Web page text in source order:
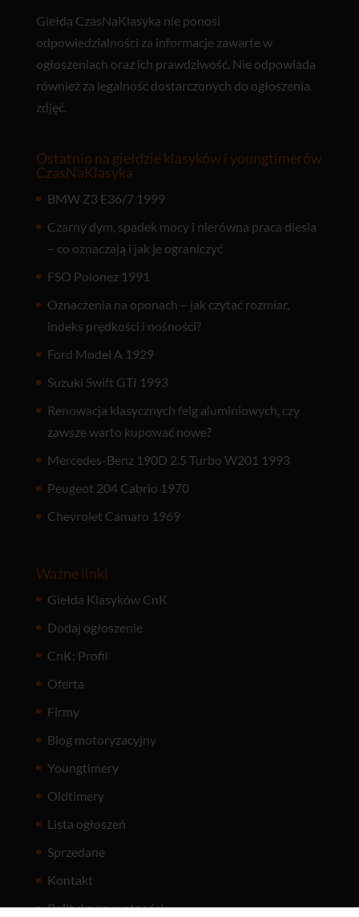
Giełda CzasNaKlasyka nie ponosi
odpowiedzialności za informacje zawarte w
ogłoszeniach oraz ich prawdziwość. Nie odpowiada
również za legalność dostarczonych do ogłoszenia
zdjęć.
Ostatnio na giełdzie klasyków i youngtimerów
CzasNaKlasyka
BMW Z3 E36/7 1999
Czarny dym, spadek mocy i nierówna praca diesla
– co oznaczają i jak je ograniczyć
FSO Polonez 1991
Oznaczenia na oponach – jak czytać rozmiar,
indeks prędkości i nośności?
Ford Model A 1929
Suzuki Swift GTI 1993
Renowacja klasycznych felg aluminiowych, czy
zawsze warto kupować nowe?
Mercedes-Benz 190D 2.5 Turbo W201 1993
Peugeot 204 Cabrio 1970
Chevrolet Camaro 1969
Ważne linki
Giełda Klasyków CnK
Dodaj ogłoszenie
CnK: Profil
Oferta
Firmy
Blog motoryzacyjny
Youngtimery
Oldtimery
Lista ogłoszeń
Sprzedane
Kontakt
Polityka prywatności